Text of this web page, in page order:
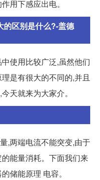
用下感应出电。
的区别是什么?-盖德
使用比较广泛,虽然他们
是有很大的不同的,并且
天就来为大家介。
,两端电流不能突变,由于
能量消耗。下面我们来
储能原理 电容。